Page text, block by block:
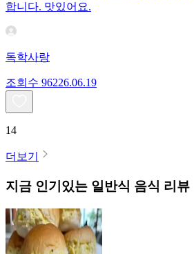
합니다. 맛있어요.
독학사랑
조회수 96226.06.19
14
더보기
지금 인기있는 일반식 음식 리뷰